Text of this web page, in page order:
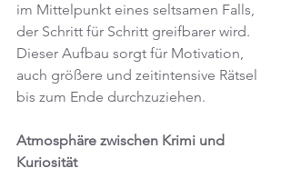
im Mittelpunkt eines seltsamen Falls,
der Schritt für Schritt greifbarer wird.
Dieser Aufbau sorgt für Motivation,
auch größere und zeitintensive Rätsel
bis zum Ende durchzuziehen.
Atmosphäre zwischen Krimi und
Kuriosität